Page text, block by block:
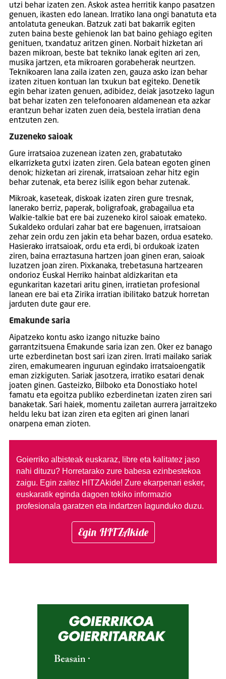
utzi behar izaten zen. Askok astea herritik kanpo pasatzen
genuen, ikasten edo lanean. Irratiko lana ongi banatuta eta
antolatuta geneukan. Batzuk zati bat bakarrik egiten
zuten baina beste gehienok lan bat baino gehiago egiten
genituen, txandatuz aritzen ginen. Norbait hizketan ari
bazen mikroan, beste bat tekniko lanak egiten ari zen,
musika jartzen, eta mikroaren gorabeherak neurtzen.
Teknikoaren lana zaila izaten zen, gauza asko izan behar
izaten zituen kontuan lan txukun bat egiteko. Denetik
egin behar izaten genuen, adibidez, deiak jasotzeko lagun
bat behar izaten zen telefonoaren aldamenean eta azkar
erantzun behar izaten zuen deia, bestela irratian dena
entzuten zen.
Zuzeneko saioak
Gure irratsaioa zuzenean izaten zen, grabatutako
elkarrizketa gutxi izaten ziren. Gela batean egoten ginen
denok; hizketan ari zirenak, irratsaioan zehar hitz egin
behar zutenak, eta berez isilik egon behar zutenak.
Mikroak, kaseteak, diskoak izaten ziren gure tresnak,
lanerako berriz, paperak, boligrafoak, grabagailua eta
Walkie-talkie bat ere bai zuzeneko kirol saioak emateko.
Sukaldeko ordulari zahar bat ere bagenuen, irratsaioan
zehar zein ordu zen jakin eta behar bazen, ordua esateko.
Hasierako irratsaioak, ordu eta erdi, bi ordukoak izaten
ziren, baina erraztasuna hartzen joan ginen eran, saioak
luzatzen joan ziren. Pixkanaka, trebetasuna hartzearen
ondorioz Euskal Herriko hainbat aldizkaritan eta
egunkaritan kazetari aritu ginen, irratietan profesional
lanean ere bai eta Zirika irratian ibilitako batzuk horretan
jarduten dute gaur ere.
Emakunde saria
Aipatzeko kontu asko izango nituzke baino
garrantzitsuena Emakunde saria izan zen. Oker ez banago
urte ezberdinetan bost sari izan ziren. Irrati mailako sariak
ziren, emakumearen inguruan egindako irratsaioengatik
eman zizkiguten. Sariak jasotzera, irratiko esatari denak
joaten ginen. Gasteizko, Bilboko eta Donostiako hotel
famatu eta egoitza publiko ezberdinetan izaten ziren sari
banaketak. Sari haiek, momentu zailetan aurrera jarraitzeko
heldu leku bat izan ziren eta egiten ari ginen lanari
onarpena eman zioten.
Goierriko albisteak euskaraz, libre eta kalitatez jaso
nahi dituzu? Horretarako zure babesa ezinbestekoa
zaigu. Egin zaitez HITZAkide! Zure ekarpenari esker,
euskaratik eginda dagoen tokiko informazio
profesionala garatzen eta indartzen lagunduko duzu.
Egin HITZAkide